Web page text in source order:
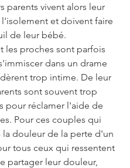
parents vivent alors leur
l'isolement et doivent faire
de leur bébé.
les proches sont parfois
dans un drame
trop intime. De leur
sont souvent trop
pour réclamer l'aide de
Pour ces couples qui
la douleur de la perte d'un
tous ceux qui ressentent
partager leur douleur,